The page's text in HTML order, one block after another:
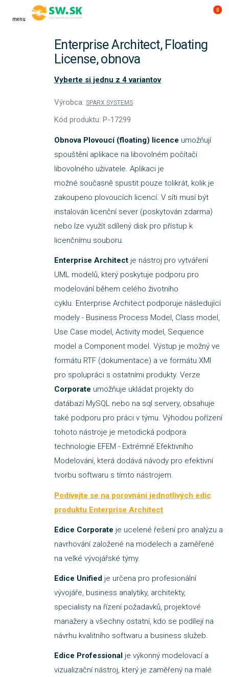
menu
0
Enterprise Architect, Floating
License, obnova
Vyberte si jednu z 4 variantov
Výrobca: SPARX SYSTEMS
Kód produktu: P-17299
Obnova Plovoucí (floating) licence umožňují
spouštění aplikace na libovolném počítači
libovolného uživatele. Aplikaci je
možné současně spustit pouze tolikrát, kolik je
zakoupeno plovoucích licencí. V síti musí být
instalován licenční sever (poskytován zdarma)
nebo lze využít sdílený disk pro přístup k
licenčnímu souboru.
Enterprise Architect je nástroj pro vytváření
UML modelů, který poskytuje podporu pro
modelování během celého životního
cyklu. Enterprise Architect podporuje následující
modely - Business Process Model, Class model,
Use Case model, Activity model, Sequence
model a Component model. Výstup je možný ve
formátu RTF (dokumentace) a ve formátu XMI
pro spolupráci s ostatními produkty. Verze
Corporate umožňuje ukládat projekty do
datábazí MySQL nebo na sql servery, obsahuje
také podporu pro práci v týmu. Výhodou pořízení
tohoto nástroje je metodická podpora
technologie EFEM - Extrémně Efektivního
Modelování, která dodává návody pro efektivní
tvorbu softwaru s tímto nástrojem.
Podívejte se na porovnání jednotlivých edic
produktu Enterprise Architect
Edice Corporate je ucelené řešení pro analýzu a
navrhování založené na modelech a zaměřené
na velké vývojářské týmy.
Edice Unified je určena pro profesionální
vývojáře, business analytiky, architekty,
specialisty na řízení požadavků, projektové
manažery a všechny ostatní, kdo se podílejí na
návrhu kvalitního softwaru a business služeb.
Edice Professional je výkonný modelovací a
vizualizační nástroj, který je zaměřený na malé